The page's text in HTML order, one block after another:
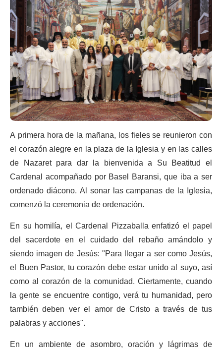
A primera hora de la mañana, los fieles se reunieron con
el corazón alegre en la plaza de la Iglesia y en las calles
de Nazaret para dar la bienvenida a Su Beatitud el
Cardenal acompañado por Basel Baransi, que iba a ser
ordenado diácono. Al sonar las campanas de la Iglesia,
comenzó la ceremonia de ordenación.
En su homilía, el Cardenal Pizzaballa enfatizó el papel
del sacerdote en el cuidado del rebaño amándolo y
siendo imagen de Jesús: "Para llegar a ser como Jesús,
el Buen Pastor, tu corazón debe estar unido al suyo, así
como al corazón de la comunidad. Ciertamente, cuando
la gente se encuentre contigo, verá tu humanidad, pero
también deben ver el amor de Cristo a través de tus
palabras y acciones".
En un ambiente de asombro, oración y lágrimas de